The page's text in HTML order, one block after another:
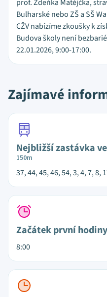
prof. Zdeňka Matějčka,
Bulharské nebo ZŠ a SŠ
CŽV nabízíme zkoušky k
Budova školy není
22.01.2026, 9:00-17:00.
Zajímavé
Nejbližší zastávka
150m
37, 44, 45, 46, 54, 3, 4, 7, 8,
Začátek první hodiny
8:00